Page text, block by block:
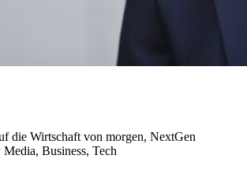
die Wirtschaft von morgen, NextGen
Business, Tech